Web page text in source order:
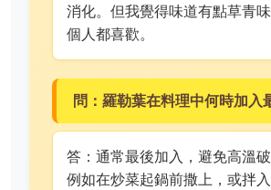
消化。但我覺得味道有點草青
個人都喜歡。
問：羅勒葉在料理中何時加入
答：通常最後加入，避免高溫破
例如在炒菜起鍋前撒上，或拌入